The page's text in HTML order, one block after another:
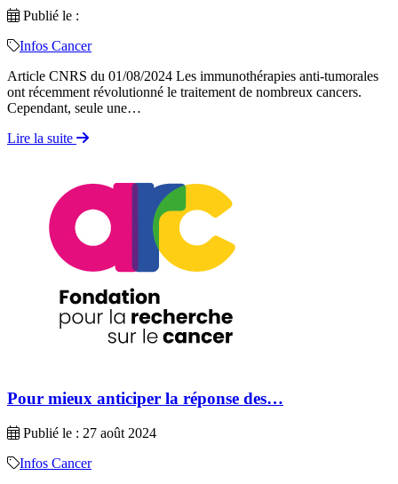
Publié le :
Infos Cancer
Article CNRS du 01/08/2024 Les immunothérapies anti-tumorales
ont récemment révolutionné le traitement de nombreux cancers.
Cependant, seule une…
Lire la suite
Pour mieux anticiper la réponse des…
Publié le : 27 août 2024
Infos Cancer